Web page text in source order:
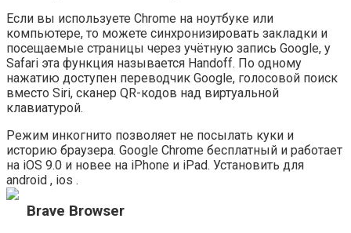
Если вы используете Chrome на ноутбуке или
компьютере, то можете синхронизировать закладки и
посещаемые страницы через учётную запись Google, у
Safari эта функция называется Handoff. По одному
нажатию доступен переводчик Google, голосовой поиск
вместо Siri, сканер QR-кодов над виртуальной
клавиатурой.
Режим инкогнито позволяет не посылать куки и
историю браузера. Google Chrome бесплатный и работает
на iOS 9.0 и новее на iPhone и iPad. Установить для
android , ios .
Brave Browser